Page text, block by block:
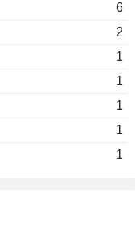
6
2
1
1
1
1
1